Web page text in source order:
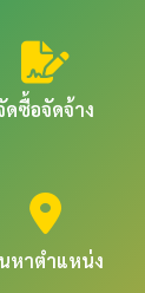
ดซื้อจัดจ้าง
หาตำแหน่ง